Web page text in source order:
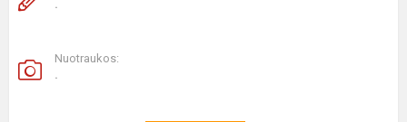
.
Nuotraukos:
.